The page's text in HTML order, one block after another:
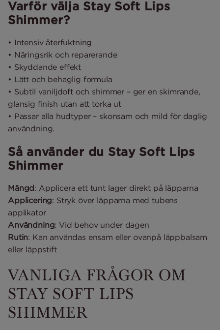
Varför välja Stay Soft Lips
Shimmer?
• Intensiv återfuktning
• Näringsrik och reparerande
• Skyddande effekt
• Lätt och behaglig formula
• Subtil vaniljdoft och shimmer – ger en skimrande,
glansig finish utan att torka ut
• Passar alla hudtyper – skonsam och mild för daglig
användning.
Så använder du Stay Soft Lips
Shimmer
Mängd: Applicera ett tunt lager direkt på läpparna
Applicering: Stryk över läpparna med tubens
applikator
Användning: Vid behov under dagen
Rutin: Kan användas ensam eller ovanpå läppbalsam
eller läppstift
VANLIGA FRÅGOR OM
STAY SOFT LIPS
SHIMMER